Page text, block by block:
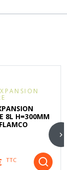
8L H=300MM
TTC